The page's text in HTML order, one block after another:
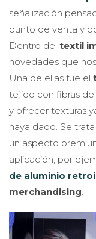
señalización
punto de venta y
Dentro del textil
novedades que
Una de ellas fue el
tejido con fibras
y ofrecer texturas
haya dado. Se
un aspecto
aplicación, por
de aluminio
merchandising